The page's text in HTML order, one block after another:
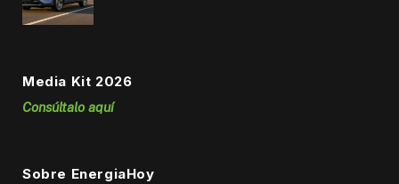
Media Kit 2026
Consúltalo aquí
Sobre EnergiaHoy